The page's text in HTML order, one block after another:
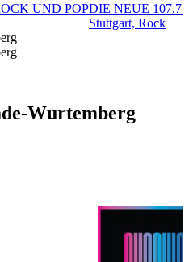
UND POPDIE NEUE 107.7
Stuttgart, Rock
Wurtemberg